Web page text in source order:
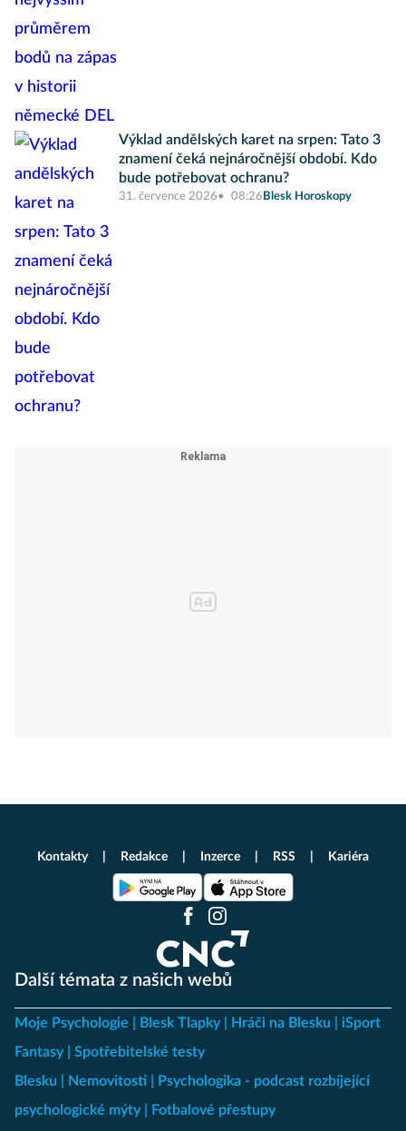
Výklad andělských karet na srpen: Tato 3
znamení čeká nejnáročnější období. Kdo
bude potřebovat ochranu?
31. července 2026 08:26 Blesk Horoskopy
Další témata z našich webů
Moje Psychologie Blesk Tlapky Hráči na Blesku
iSport
Fantasy
Spotřebitelské testy
Blesku
Nemovitosti
Psychologika - podcast rozbíjející
psychologické mýty
Fotbalové přestupy
Kontakty Redakce Inzerce RSS Kariéra